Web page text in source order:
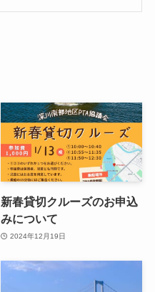
新春貸切クルーズのお申込
みについて
2024年12月19日